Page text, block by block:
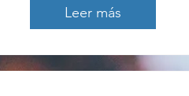
Leer más